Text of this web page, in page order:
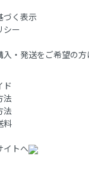
づく表示
シー
入・発送をご希望の
ド
法
法
料
イトへ